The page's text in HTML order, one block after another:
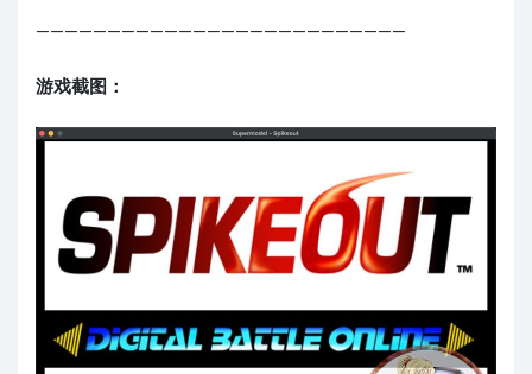
——————————————————————————
游戏截图：